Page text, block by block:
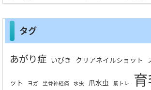
タグ
あがり症 いびき クリアネイルショット
ット ヨガ 坐骨神経痛 水虫 爪水虫 筋トレ